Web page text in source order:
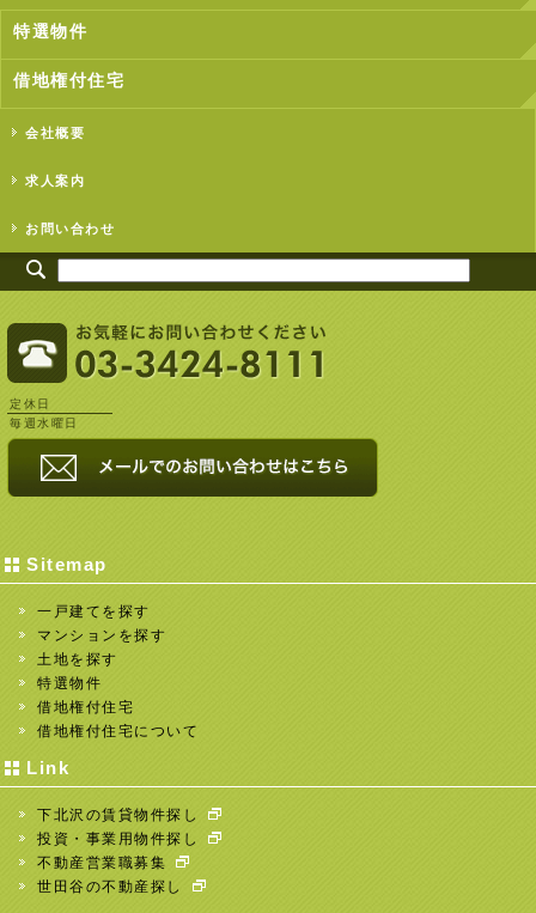
特選物件
借地権付住宅
会社概要
求人案内
お問い合わせ
定休日
毎週水曜日
Sitemap
一戸建てを探す
マンションを探す
土地を探す
特選物件
借地権付住宅
借地権付住宅について
Link
下北沢の賃貸物件探し
投資・事業用物件探し
不動産営業職募集
世田谷の不動産探し